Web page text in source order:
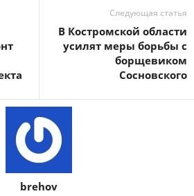
Следующая статья
В Костромской области
усилят меры борьбы с
борщевиком
Сосновского
brehov